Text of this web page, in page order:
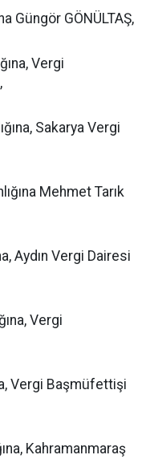
Güngör GÖNÜLTAŞ,
Vergi
Sakarya Vergi
Mehmet Tarık
Aydın Vergi Dairesi
Vergi
Vergi Başmüfettişi
Kahramanmaraş